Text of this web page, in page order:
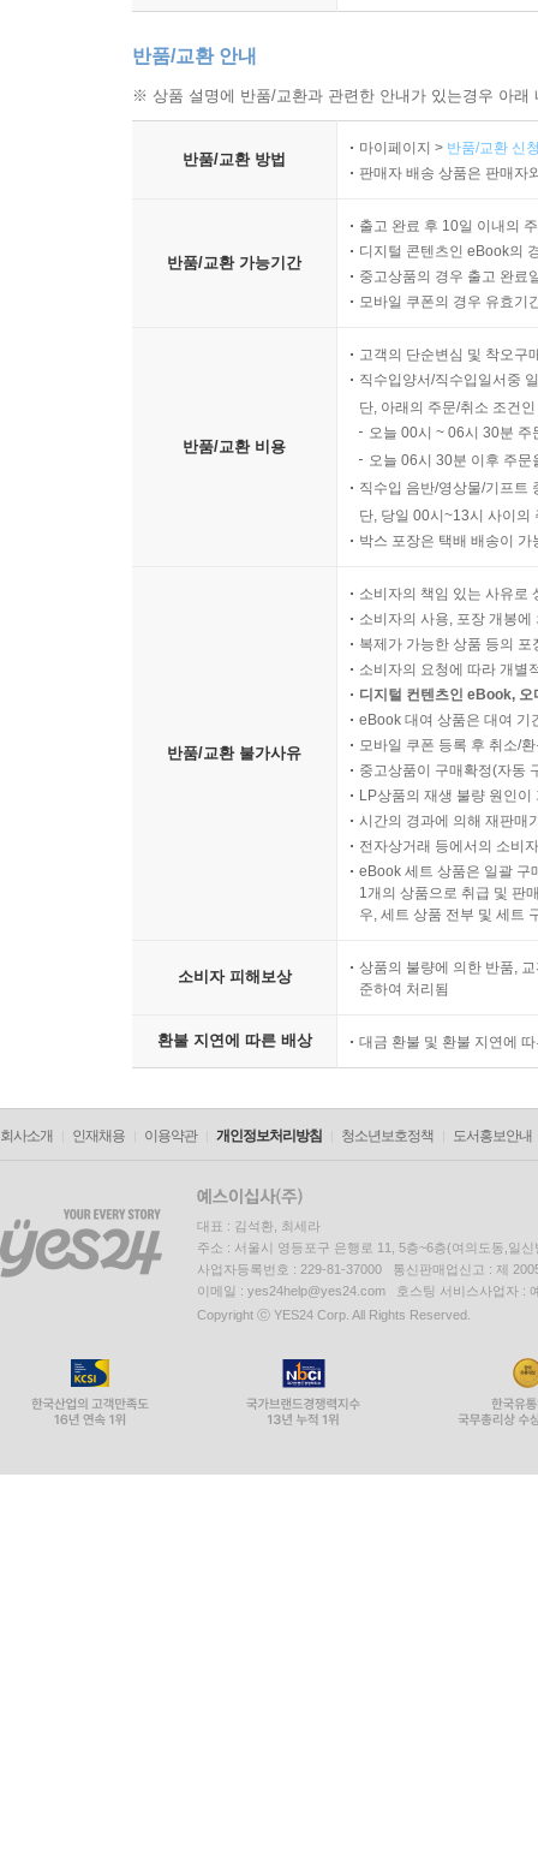
함께 하는 삶 속에서 사랑과 배려를 실천하고, 이
--- p.139 '인생도, 걷기도 동반자가 필요하다' 중에
삶에서나 걷기에서나 우리 스스로가 정한 목표는
해 하루하루를 걷는 사람이다. 그 시간과 움직임
나와 하나님 사이에 놓인 그 길을 내가 걸어가지
전혀 상관없는 분으로 이해하게 된다. 얼마나 안
--- p.191 '걸으면 보이고, 보이면 감사한다' 중에서
반품/교환 안내
※ 상품 설명에 반품/교환과 관련한 안내가 있는경우 아
반품/교환 방법
마이페이지 > 반품/교환 신
판매자 배송 상품은 판매자
반품/교환 가능기간
출고 완료 후 10일 이내의
디지털 콘텐츠인 eBook의
중고상품의 경우 출고 완료
모바일 쿠폰의 경우 유효기
반품/교환 비용
고객의 단순변심 및 착오구
직수입양서/직수입일서중
단, 아래의 주문/취소 조건
오늘 00시 ~ 06시 30분
오늘 06시 30분 이후 주
직수입 음반/영상물/기프트
단, 당일 00시~13시 사이의
박스 포장은 택배 배송이
반품/교환 불가사유
소비자의 책임 있는 사유로
소비자의 사용, 포장 개봉
복제가 가능한 상품 등의
소비자의 요청에 따라 개별
디지털 컨텐츠인 eBook,
eBook 대여 상품은 대여 기
모바일 쿠폰 등록 후 취소/
중고상품이 구매확정(자동
LP상품의 재생 불량 원인
시간의 경과에 의해 재판매
전자상거래 등에서의 소비
eBook 세트 상품은 일괄 구
1개의 상품으로 취급 및 판
우, 세트 상품 전부 및 세트
소비자 피해보상
상품의 불량에 의한 반품,
준하여 처리됨
환불 지연에 따른 배상 대금 환불 및 환불 지연에
회사소개 인재채용 이용약관 개인정보처리방침 청소년보호정책 도서홍보안내
대표 : 김석환, 최세라
주소 : 서울시 영등포구 은행로 11, 5층~6층(여의도동,일신
사업자등록번호 : 229-81-37000 통신판매업신고 : 제
이메일 : yes24help@yes24.com 호스팅 서비스사업자 :
Copyright ⓒ YES24 Corp. All Rights Reserved.